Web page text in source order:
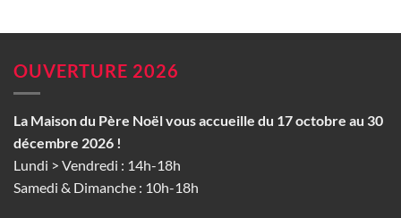
OUVERTURE 2026
La Maison du Père Noël vous accueille du 17 octobre au 30
décembre 2026 !
Lundi > Vendredi : 14h-18h
Samedi & Dimanche : 10h-18h